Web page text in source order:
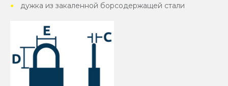
дужка из закаленной борсодержащей стали